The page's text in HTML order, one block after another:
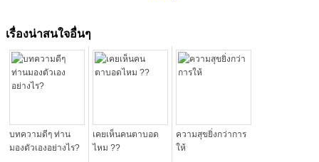
เรื่องน่าสนใจอื่นๆ
บทความดีๆ ท่าน
มองตัวเองอย่างไร?
เคยเห็นคนตาบอด
ไหม ??
ความสุขยิ่งกว่าการ
ให้